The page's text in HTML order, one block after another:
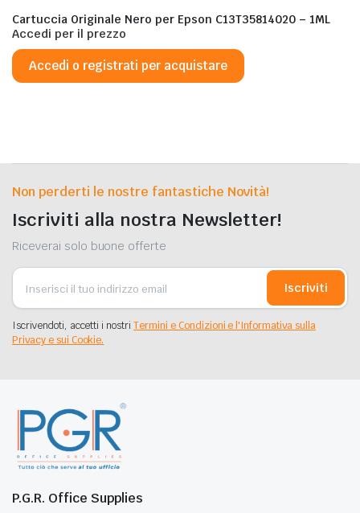
Cartuccia Originale Nero per Epson C13T35814020 – 1ML
Accedi per il prezzo
Accedi o registrati per acquistare
Non perderti le nostre fantastiche Novità!
Iscriviti alla nostra Newsletter!
Riceverai solo buone offerte
Iscriviti
Iscrivendoti, accetti i nostriTermini e Condizioni e l'Informativa sulla
Privacy e sui Cookie.
P.G.R. Office Supplies